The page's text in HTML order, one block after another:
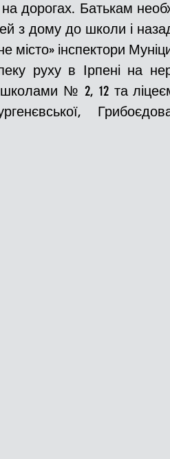
дорогах. Батькам
з дому до школи і
місто» інспектори
руху в Ірпені на
школами № 2, 12 та